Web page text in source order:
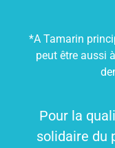
*A Tamarin
peut être aussi
Pour la
solidaire du